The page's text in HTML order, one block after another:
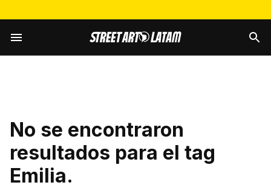
No se encontraron
resultados para el tag
Emilia.